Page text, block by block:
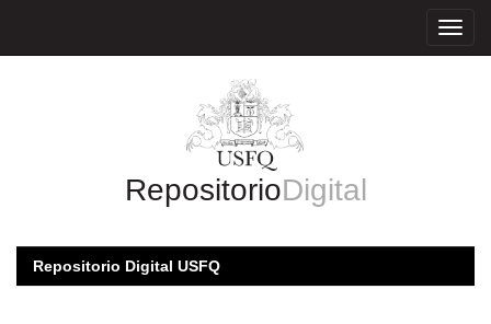
RepositorioDigital
Repositorio Digital USFQ